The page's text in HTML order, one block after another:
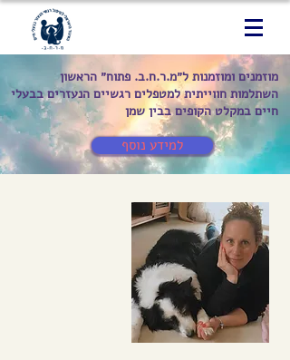
מוזמנים ומוזמנות ל״מ.ר.ח.ב. פתוח״ הראשון
השתלמות חווייתית למטפלים רגשיים הנעזרים בבעלי
חיים במקלט הקופים בבין שמן
למידע נוסף